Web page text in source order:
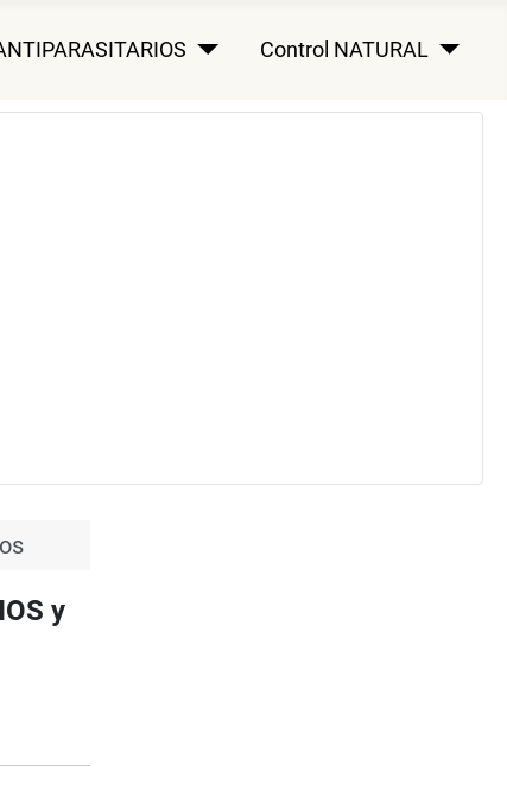
Control NATURAL
y